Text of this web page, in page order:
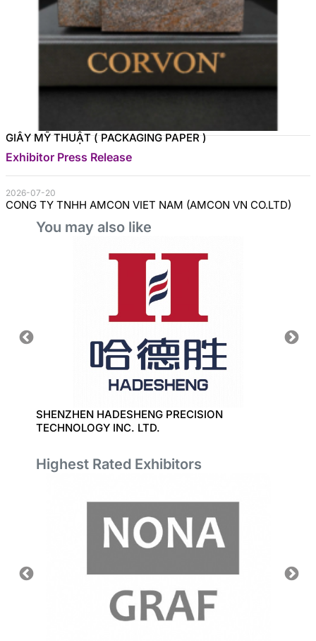
GIẤY MỸ THUẬT ( PACKAGING PAPER )
Exhibitor Press Release
2026-07-20
CONG TY TNHH AMCON VIET NAM (AMCON VN CO.LTD)
You may also like
SHENZHEN HADESHENG PRECISION
TECHNOLOGY INC. LTD.
Highest Rated Exhibitors